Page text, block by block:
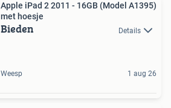
Apple iPad 2 2011 - 16GB (Model A1395)
met hoesje
Bieden Details
Weesp 1 aug 26